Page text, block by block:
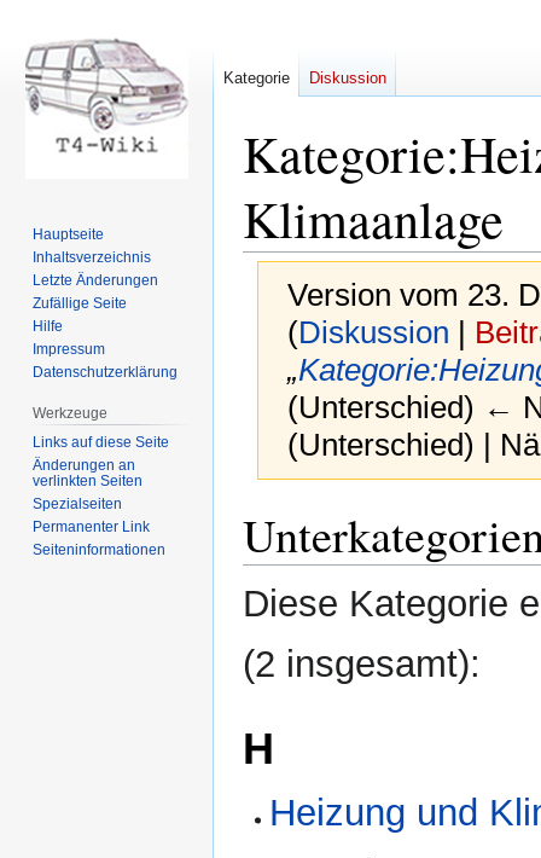
Kategorie:
Klimaanlage
Version vom 23.
(Diskussion |
„
(Unterschied) ←
(Unterschied) |
Navigation
springen
Suche
springen
Diese Kategorie
(2 insgesamt):
H
Heizung und
Kategorie Diskussion
Hauptseite
Inhaltsverzeichnis
Letzte Änderungen
Zufällige Seite
Hilfe
Impressum
Datenschutzerklärung
Werkzeuge
Links auf diese Seite
Änderungen an
verlinkten Seiten
Spezialseiten
Permanenter Link
Seiten­informationen